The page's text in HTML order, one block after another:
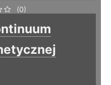
(0)